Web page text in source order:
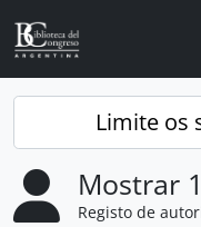
Skip to main content
Limite os
Mostrar
Registo de